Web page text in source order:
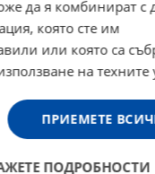
захват по време
се използва от
на всеки 3 месеца
Препоръчва се
с паста за
да я комбинират с
която сте им
или която са
на техните
ПРИЕМЕТЕ
ПОДРОБНОСТИ